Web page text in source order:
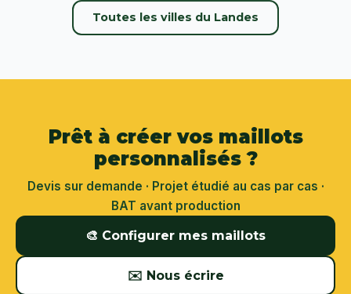
Toutes les villes du Landes
Prêt à créer vos maillots
personnalisés ?
Devis sur demande · Projet étudié au cas par cas ·
BAT avant production
🎨 Configurer mes maillots
✉️ Nous écrire